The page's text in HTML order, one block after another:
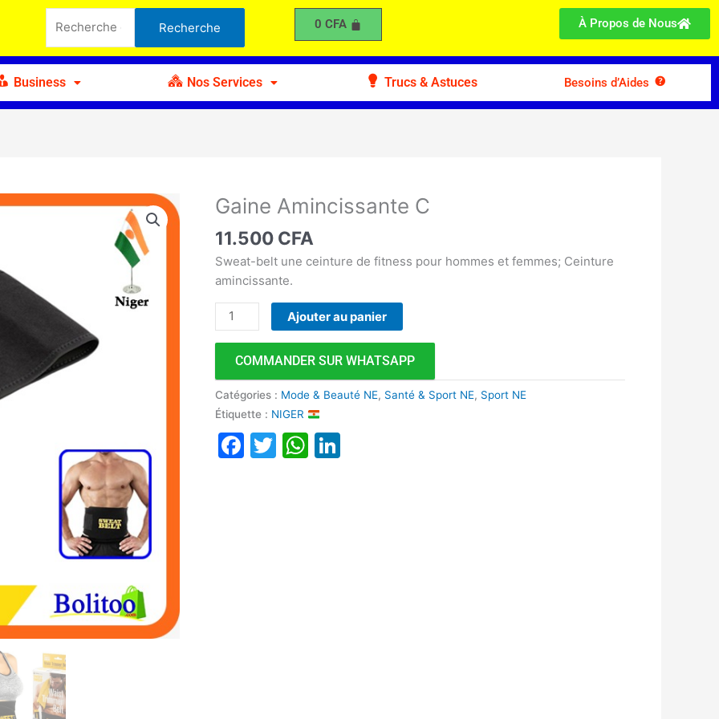
pour :
Recherche 0 CFA À Propos de Nous
Business Nos Services Trucs & Astuces Besoins d’Aides
Gaine Amincissante C
11.500 CFA
Sweat-belt une ceinture de fitness pour hommes et femmes; Ceinture
amincissante.
quantité
Gaine
Amincissante
C
Ajouter au panier
COMMANDER SUR WHATSAPP
Catégories : Mode & Beauté NE, Santé & Sport NE, Sport NE
Étiquette : NIGER
Facebook
TwitterWhatsApp
Amincissante